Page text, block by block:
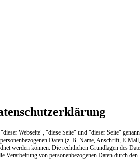
Webseite", "diese Seite" und "dieser Seite"
Daten (z. B. Name, Anschrift, E-
werden können. Die rechtlichen Grundlagen des
von personenbezogenen Daten durch den